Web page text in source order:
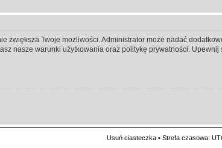
zwiększa Twoje możliwości. Administrator może nadać
nasze warunki użytkowania oraz politykę prywatności. Upewnij
Usuń ciasteczka • Strefa czasowa: